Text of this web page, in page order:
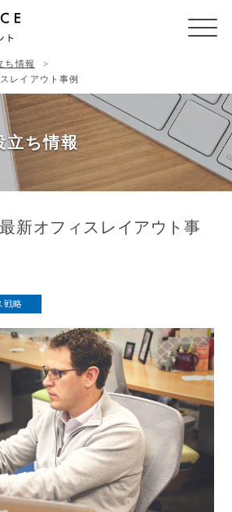
ち情報
レイアウト事例
立ち情報
新オフィスレイアウト事
戦略